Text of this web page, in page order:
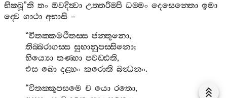
භික‍්ඛූ”ති තං ඔවදිත්‍වා උත‍්තරිම‍්පි ධම‍්මං දෙසෙන‍්තො ඉමා
ද‍්වෙ ගාථා අභාසි –
“විතක‍්කමථිතස‍්ස ජන‍්තුනො,
තිබ‍්බරාගස‍්ස සුභානුපස‍්සිනො;
භිය්‍යො තණ‍්හා පවඩ‍්ඪති,
එස ඛො දළ‍්හං කරොති බන්‍ධනං.
“විතක‍්කූපසමෙ ච යො රතො,